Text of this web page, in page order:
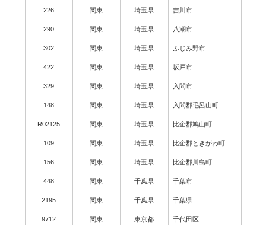
226 関東 埼玉県 吉川市
290 関東 埼玉県 八潮市
302 関東 埼玉県 ふじみ野市
422 関東 埼玉県 坂戸市
329 関東 埼玉県 入間市
148 関東 埼玉県 入間郡毛呂山町
R02125 関東 埼玉県 比企郡鳩山町
109 関東 埼玉県 比企郡ときがわ町
156 関東 埼玉県 比企郡川島町
448 関東 千葉県 千葉市
2195 関東 千葉県 千葉県
9712 関東 東京都 千代田区